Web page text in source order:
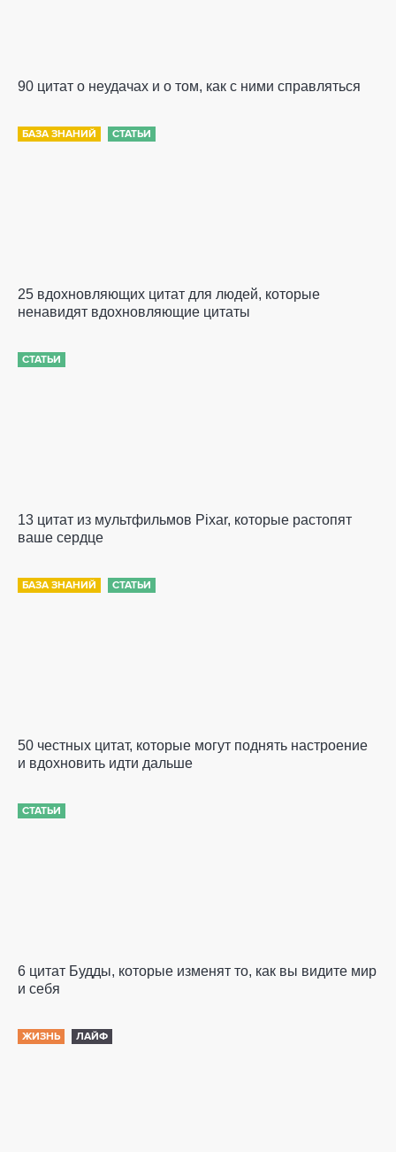
90 цитат о неудачах и о том, как с ними справляться
БАЗА ЗНАНИЙ СТАТЬИ
25 вдохновляющих цитат для людей, которые
ненавидят вдохновляющие цитаты
СТАТЬИ
13 цитат из мультфильмов Pixar, которые растопят
ваше сердце
БАЗА ЗНАНИЙ СТАТЬИ
50 честных цитат, которые могут поднять настроение
и вдохновить идти дальше
СТАТЬИ
6 цитат Будды, которые изменят то, как вы видите мир
и себя
ЖИЗНЬ ЛАЙФ